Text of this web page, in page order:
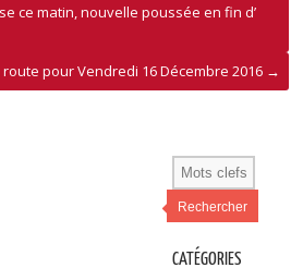
ce matin, nouvelle poussée en fin d’
pour Vendredi 16 Décembre 2016 →
Rechercher
CATÉGORIES